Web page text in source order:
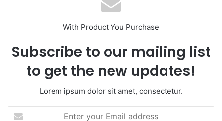
With Product You Purchase
Subscribe to our mailing list
to get the new updates!
Lorem ipsum dolor sit amet, consectetur.